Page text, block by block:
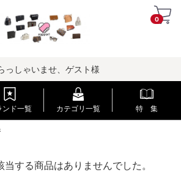
0
っしゃいませ、ゲスト様
ンド一覧 カテゴリ一覧 特 集
する商品はありませんでした。